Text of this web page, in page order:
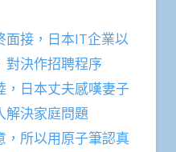
面接，日本IT企業以
對決作招聘程序
，日本丈夫感嘆妻子
解決家庭問題
，所以用原子筆認真